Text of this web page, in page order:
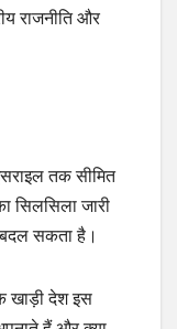
राजनीति और
तक सीमित
सिलसिला जारी
बदल सकता है।
खाड़ी देश इस